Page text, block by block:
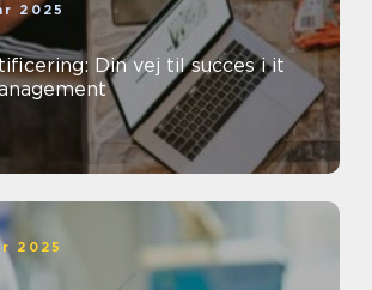
2025
Din vej til succes i it
2025